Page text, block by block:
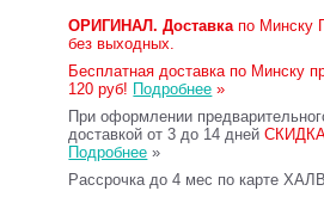
ОРИГИНАЛ. Доставкапо Минску
без выходных.
Бесплатная доставка по Минску
120 руб! Подробнее »
При оформлении
доставкой от 3 до 14 дней
Подробнее »
Рассрочка до 4 мес по карте